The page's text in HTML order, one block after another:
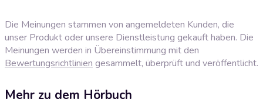
Die Meinungen stammen von angemeldeten Kunden, die
unser Produkt oder unsere Dienstleistung gekauft haben. Die
Meinungen werden in Übereinstimmung mit den
Bewertungsrichtlinien gesammelt, überprüft und veröffentlicht.
Mehr zu dem Hörbuch